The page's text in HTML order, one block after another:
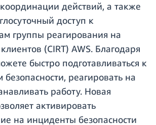
действий, а также
доступ к
группы реагирования на
(CIRT) AWS. Благодаря
быстро подготавливаться к
реагировать на
работу. Новая
активировать
на инциденты безопасности